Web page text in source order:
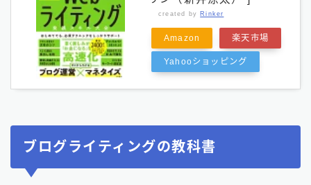
created by Rinker
Amazon 楽天市場
Yahooショッピング
ブログライティングの教科書